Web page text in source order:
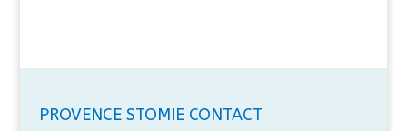
PROVENCE STOMIE CONTACT